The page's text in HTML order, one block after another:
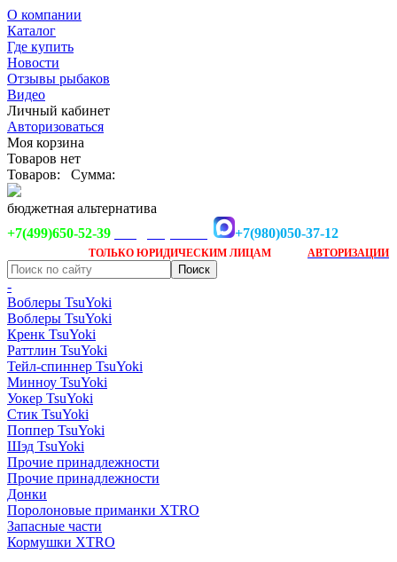
О компании
Каталог
Где купить
Новости
Отзывы рыбаков
Видео
Личный кабинет
Авторизоваться
Моя корзина
Товаров нет
Товаров:
Сумма:
бюджетная альтернатива
+7(499)650-52-39
+7(980)050-37-12
ТОЛЬКО ЮРИДИЧЕСКИМ ЛИЦАМ АВТОРИЗАЦИИ
-
Воблеры TsuYoki
Воблеры TsuYoki
Кренк TsuYoki
Раттлин TsuYoki
Тейл-спиннер TsuYoki
Минноу TsuYoki
Уокер TsuYoki
Стик TsuYoki
Поппер TsuYoki
Шэд TsuYoki
Прочие принадлежности
Прочие принадлежности
Донки
Поролоновые приманки XTRO
Запасные части
Кормушки XTRO